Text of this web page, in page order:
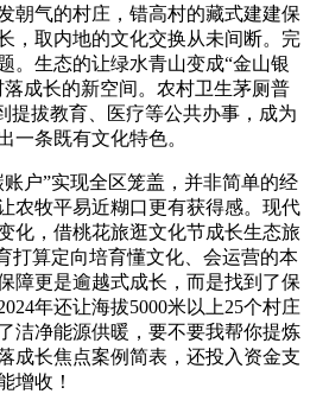
朝气的村庄，错高村的藏式建建保
，取内地的文化交换从未间断。完
。生态的让绿水青山变成“金山银
成长的新空间。农村卫生茅厕普
提拔教育、医疗等公共办事，成为
一条既有文化特色。
户”实现全区笼盖，并非简单的经
农牧平易近糊口更有获得感。现代
化，借桃花旅逛文化节成长生态旅
打算定向培育懂文化、会运营的本
障更是逾越式成长，而是找到了保
年还让海拔5000米以上25个村庄
洁净能源供暖，要不要我帮你提炼
成长焦点案例简表，还投入资金支
增收！